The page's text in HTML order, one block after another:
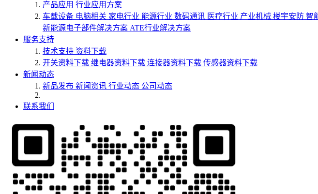
产品应用 行业应用方案
车载设备 电脑相关 家电行业 能源行业 数码通讯 医疗行业 产业机械 楼宇安防 智
新能源电子部件解决方案 ATE行业解决方案
服务支持
技术支持 资料下载
开关资料下载 继电器资料下载 连接器资料下载 传感器资料下载
新闻动态
新品发布 新闻资讯 行业动态 公司动态
联系我们